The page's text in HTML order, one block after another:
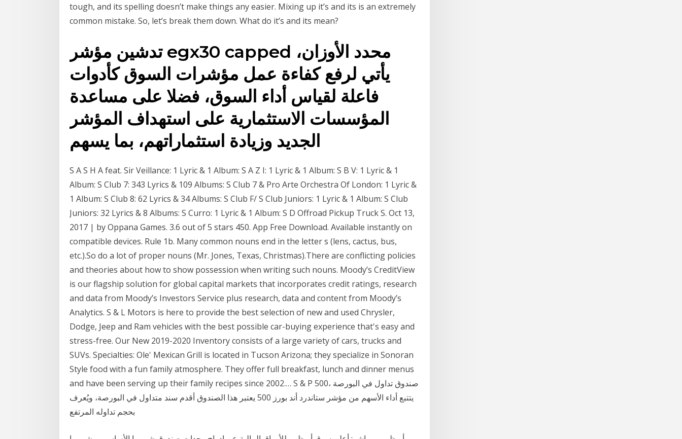
tough, and its spelling doesn’t make things any easier. Mixing up it’s and its is an extremely
common mistake. So, let’s break them down. What do it’s and its mean?
تدشين مؤشر egx30 capped محدد الأوزان،
يأتي لرفع كفاءة عمل مؤشرات السوق كأدوات
فاعلة لقياس أداء السوق، فضلا على مساعدة
المؤسسات الاستثمارية على استهداف المؤشر
الجديد وزيادة استثماراتهم، بما يسهم
S A S H A feat. Sir Veillance: 1 Lyric & 1 Album: S A Z I: 1 Lyric & 1 Album: S B V: 1 Lyric & 1
Album: S Club 7: 343 Lyrics & 109 Albums: S Club 7 & Pro Arte Orchestra Of London: 1 Lyric &
1 Album: S Club 8: 62 Lyrics & 34 Albums: S Club F/ S Club Juniors: 1 Lyric & 1 Album: S Club
Juniors: 32 Lyrics & 8 Albums: S Curro: 1 Lyric & 1 Album: S D Offroad Pickup Truck S. Oct 13,
2017 | by Oppana Games. 3.6 out of 5 stars 450. App Free Download. Available instantly on
compatible devices. Rule 1b. Many common nouns end in the letter s (lens, cactus, bus,
etc.).So do a lot of proper nouns (Mr. Jones, Texas, Christmas).There are conflicting policies
and theories about how to show possession when writing such nouns. Moody’s CreditView
is our flagship solution for global capital markets that incorporates credit ratings, research
and data from Moody’s Investors Service plus research, data and content from Moody’s
Analytics. S & L Motors is here to provide the best selection of new and used Chrysler,
Dodge, Jeep and Ram vehicles with the best possible car-buying experience that's easy and
stress-free. Our New 2019-2020 Inventory consists of a large variety of cars, trucks and
SUVs. Specialties: Ole' Mexican Grill is located in Tucson Arizona; they specialize in Sonoran
Style food with a fun family atmosphere. They offer full breakfast, lunch and dinner menus
and have been serving up their family recipes since 2002.… S & P 500، صندوق تداول في البورصة
يتتبع أداء الأسهم من مؤشر ستاندرد أند بورز 500 يعتبر هذا الصندوق أقدم سند متداول في البورصة، ويُعرف